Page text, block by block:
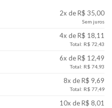
2x de R$ 35,00
Sem juros
4x de R$ 18,11
Total: R$ 72,43
6x de R$ 12,49
Total: R$ 74,93
8x de R$ 9,69
Total: R$ 77,49
10x de R$ 8,01